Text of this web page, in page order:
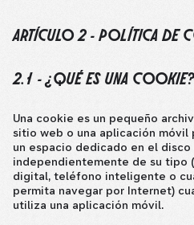
ARTÍCULO 2 - POLÍTICA DE
2.1 - ¿QUÉ ES UNA COOKIE?
Una cookie es un pequeño
sitio web o una aplicación móvil
un espacio dedicado en el
independientemente de su tipo
digital, teléfono inteligente o
permita navegar por Internet)
utiliza una aplicación móvil.